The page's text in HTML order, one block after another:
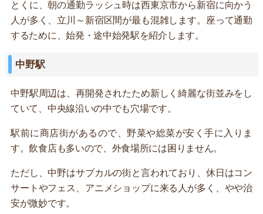
とくに、朝の通勤ラッシュ時は西東京市から新宿に向かう
人が多く、立川～新宿区間が最も混雑します。座って通勤
するために、始発・途中始発駅を紹介します。
中野駅
中野駅周辺は、再開発されたため新しく綺麗な街並みをし
ていて、中央線沿いの中でも穴場です。
駅前に商店街があるので、野菜や総菜が安く手に入りま
す。飲食店も多いので、外食場所には困りません。
ただし、中野はサブカルの街と言われており、休日はコン
サートやフェス、アニメショップに来る人が多く、やや治
安が微妙です。